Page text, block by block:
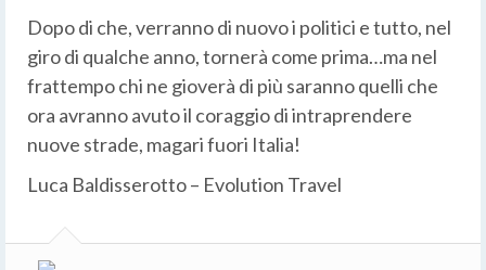
Dopo di che, verranno di nuovo i politici e tutto, nel
giro di qualche anno, tornerà come prima…ma nel
frattempo chi ne gioverà di più saranno quelli che
ora avranno avuto il coraggio di intraprendere
nuove strade, magari fuori Italia!
Luca Baldisserotto – Evolution Travel